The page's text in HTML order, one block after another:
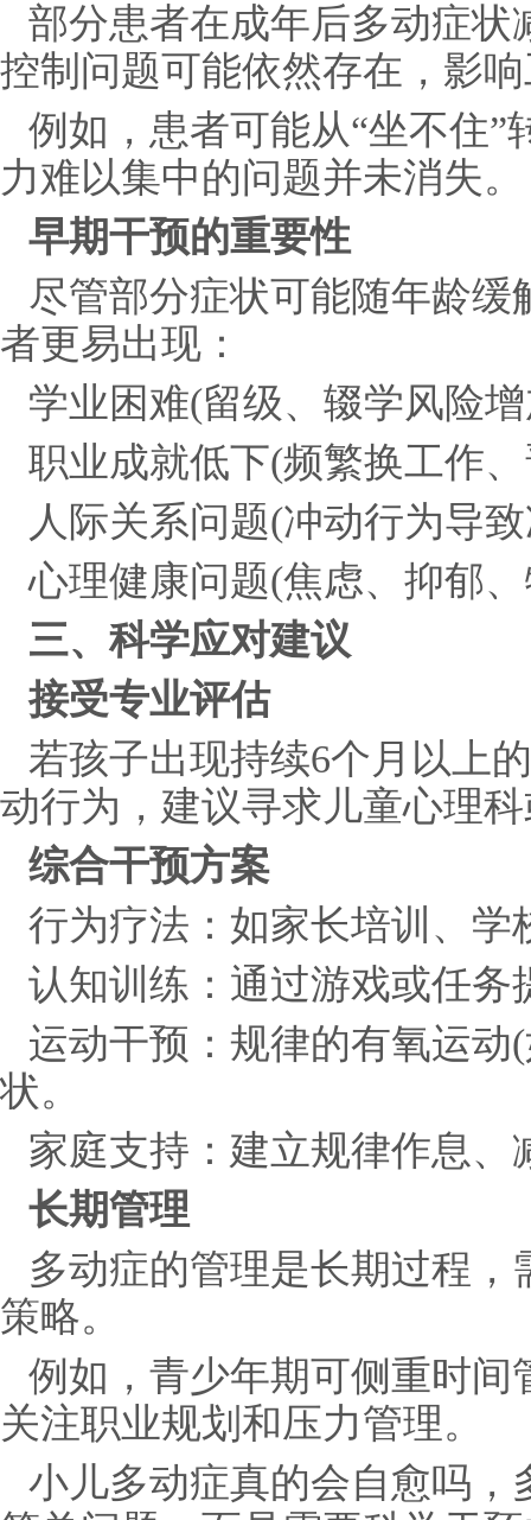
部分患者在成年后多动症
控制问题可能依然存在，影
例如，患者可能从“坐不住”
力难以集中的问题并未消失。
早期干预的重要性
尽管部分症状可能随年龄
者更易出现：
学业困难(留级、辍学风险
职业成就低下(频繁换工作
人际关系问题(冲动行为导
心理健康问题(焦虑、抑郁
三、科学应对建议
接受专业评估
若孩子出现持续6个月以上
动行为，建议寻求儿童心理
综合干预方案
行为疗法：如家长培训、
认知训练：通过游戏或任务
运动干预：规律的有氧运动
状。
家庭支持：建立规律作息
长期管理
多动症的管理是长期过程
策略。
例如，青少年期可侧重时
关注职业规划和压力管理。
小儿多动症真的会自愈吗，